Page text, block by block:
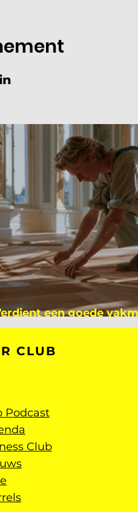
een goede
een gemiddelde
CLUB
Podcast
Club